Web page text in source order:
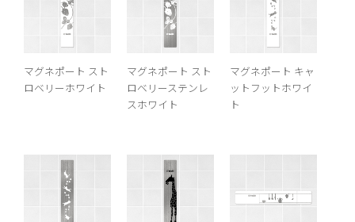
マグネポート スト
ロベリーホワイト
マグネポート スト
ロベリーステンレ
スホワイト
マグネポート キャ
ットフットホワイ
ト